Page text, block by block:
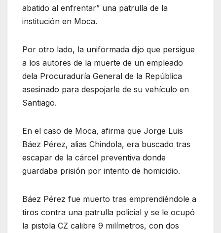
abatido al enfrentar” una patrulla de la
institución en Moca.
Por otro lado, la uniformada dijo que persigue
a los autores de la muerte de un empleado
dela Procuraduría General de la República
asesinado para despojarle de su vehículo en
Santiago.
En el caso de Moca, afirma que Jorge Luis
Báez Pérez, alias Chindola, era buscado tras
escapar de la cárcel preventiva donde
guardaba prisión por intento de homicidio.
Báez Pérez fue muerto tras emprendiéndole a
tiros contra una patrulla policial y se le ocupó
la pistola CZ calibre 9 milímetros, con dos